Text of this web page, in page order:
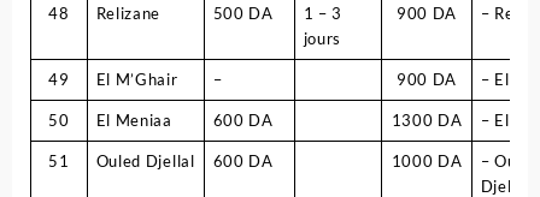
48 Relizane 500 DA
1 – 3
jours
900 DA –
49 El M’Ghair – 900 DA – El
50 El Meniaa 600 DA 1300 DA – El
51 Ouled Djellal 600 DA 1000 DA
–
Djellal